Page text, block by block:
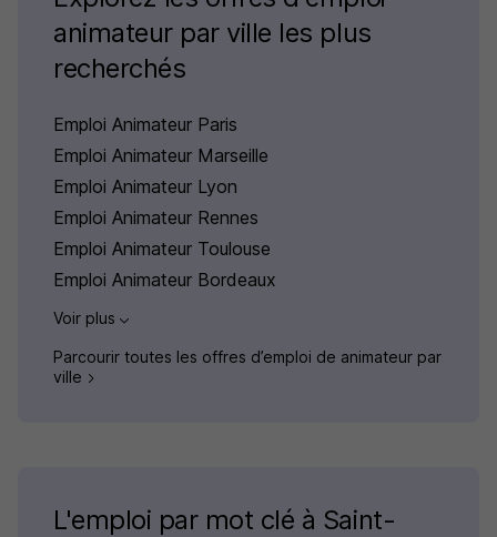
animateur par ville les plus
recherchés
Emploi Animateur Paris
Emploi Animateur Marseille
Emploi Animateur Lyon
Emploi Animateur Rennes
Emploi Animateur Toulouse
Emploi Animateur Bordeaux
Voir plus
Parcourir toutes les offres d’emploi de animateur par
ville
L'emploi par mot clé à Saint-